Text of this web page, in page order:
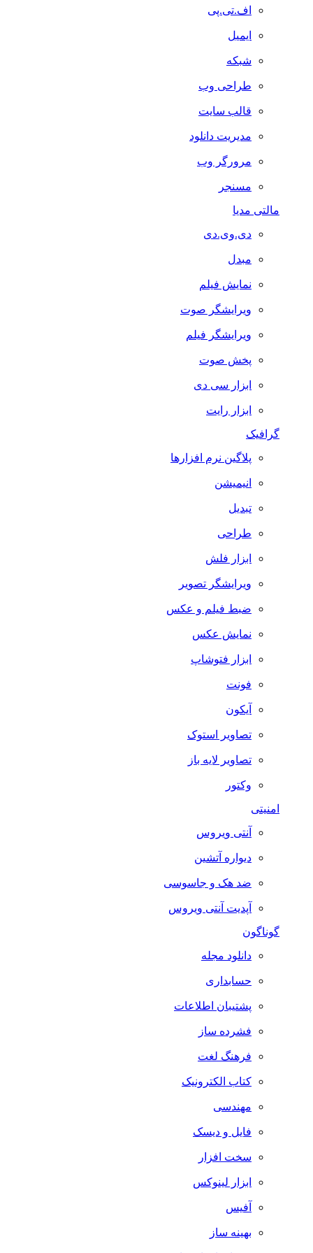
اف.تی.پی
ایمیل
شبکه
طراحی وب
قالب سایت
مدیریت دانلود
مرورگر وب
مسنجر
مالتی مدیا
دی.وی.دی
مبدل
نمایش فیلم
ویرایشگر صوت
ویرایشگر فیلم
پخش صوت
ابزار سی دی
ابزار رایت
گرافیک
پلاگین نرم افزارها
انیمیشن
تبدیل
طراحی
ابزار فلش
ویرایشگر تصویر
ضبط فيلم و عكس
نمایش عکس
ابزار فتوشاپ
فونت
آیکون
تصاویر استوک
تصاویر لایه باز
وکتور
آنتی ویروس
دیواره آتشین
ضد هک و جاسوسی
آپدیت آنتی ویروس
گوناگون
دانلود مجله
حسابداری
پشتیبان اطلاعات
فشرده ساز
فرهنگ لغت
کتاب الکترونیک
مهندسی
فایل و دیسک
سخت افزار
ابزار لینوکس
آفیس
بهینه ساز